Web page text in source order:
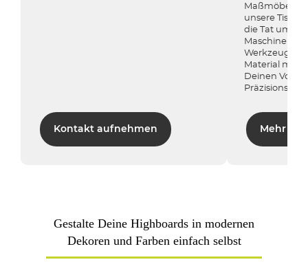
Kontakt aufnehmen
Maßmöbel in
unsere
die Tat um.
Maschinen
Material
Deinen
Mehr
Gestalte Deine Highboards in modernen
Dekoren und Farben einfach selbst